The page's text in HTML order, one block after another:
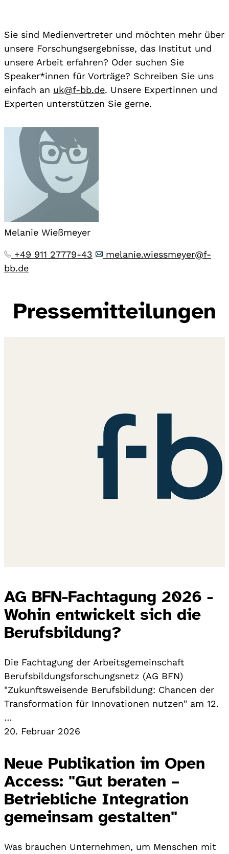
Sie sind Medienvertreter und möchten mehr über
unsere Forschungsergebnisse, das Institut und
unsere Arbeit erfahren? Oder suchen Sie
Speaker*innen für Vorträge? Schreiben Sie uns
einfach an uk@f-bb.de. Unsere Expertinnen und
Experten unterstützen Sie gerne.
Melanie Wießmeyer
+49 911 27779-43
melanie.wiessmeyer@f-
bb.de
Pressemitteilungen
AG BFN-Fachtagung 2026 -
Wohin entwickelt sich die
Berufsbildung?
Die Fachtagung der Arbeitsgemeinschaft
Berufsbildungsforschungsnetz (AG BFN)
"Zukunftsweisende Berufsbildung: Chancen der
Transformation für Innovationen nutzen" am 12.
…
20. Februar 2026
Neue Publikation im Open
Access: "Gut beraten –
Betriebliche Integration
gemeinsam gestalten"
Was brauchen Unternehmen, um Menschen mit